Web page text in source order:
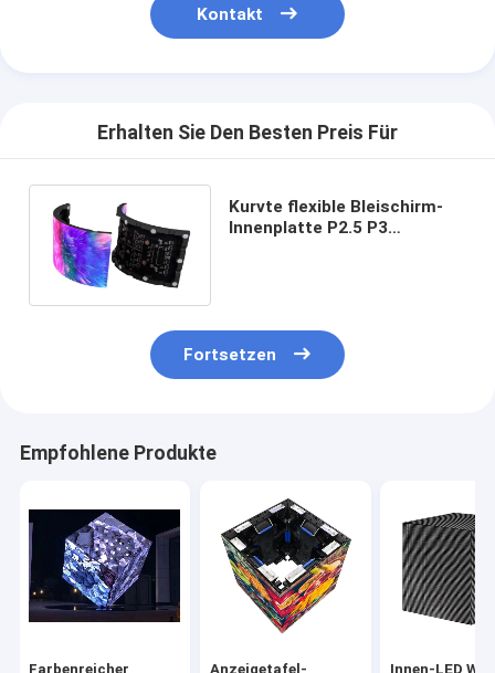
Kontakt
Erhalten Sie Den Besten Preis Für
Kurvte flexible Bleischirm-
Innenplatte P2.5 P3
Fortsetzen
Empfohlene Produkte
Farbenreicher Anzeigetafel- Innen-LED